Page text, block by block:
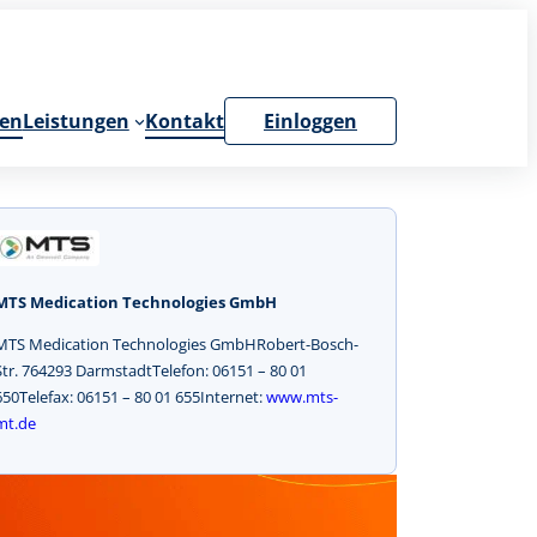
Leistungen Kontakt Einloggen
Medication Technologies GmbH
Medication Technologies GmbHRobert-Bosch-
764293 DarmstadtTelefon: 06151 – 80 01
06151 – 80 01 655Internet:www.mts-